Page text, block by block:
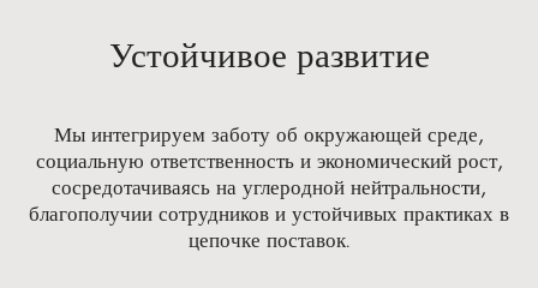
Устойчивое развитие
Мы интегрируем заботу об окружающей среде,
социальную ответственность и экономический рост,
сосредотачиваясь на углеродной нейтральности,
благополучии сотрудников и устойчивых практиках в
цепочке поставок.